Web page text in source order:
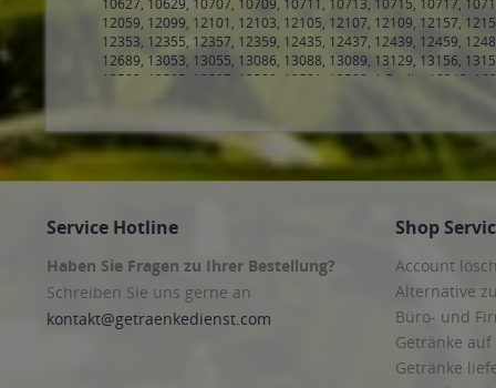
10627, 10629, 10707, 10709, 10711, 10713, 10715, 10717,
12059, 12099, 12101, 12103, 12105, 12107, 12109, 12157,
12353, 12355, 12357, 12359, 12435, 12437, 12439, 12459,
12689, 13053, 13055, 13086, 13088, 13089, 13129, 13156,
13503, 13505, 13507, 13509, 13581, 13583, 1 Berlin
10243,
Hamburg, Hamburg Eppendorf, Hamburg Harvestehude,
Hamburg Eimsbüttel, Hamburg Harvestehude, Hamburg
20257 Hamburg, Hamburg Altona-Nord,
Steinwerder, 20459 Hamburg, Hamburg Hamburg-Altstadt,
Hamburg Altengamme, Hamburg Bergedorf, Hamburg Curslack
21035 Hamburg, Hamburg Allermöhe, Hamburg Bergedorf,
Ochsenwerder, Hamburg Reitbrook, Hamburg Spadenland,
Neuengamme,21073 Hamburg, Hamburg Eißendorf,
21077 Hamburg, Hamburg Eißendorf, Hamburg
Harburg, Hamburg Hausbruch, Hamburg Heimfeld, Hamburg
Service Hotline
Haben Sie Fragen zu Ihrer Bestellung?
Schreiben Sie uns gerne an
kontakt@getraenkedienst.com
Shop
Account
Alternative
Büro- und
Getränke
Getränke